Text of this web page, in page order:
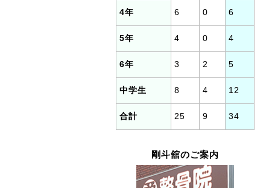
4年 6 0 6
5年 4 0 4
6年 3 2 5
中学生 8 4 12
合計 25 9 34
剛斗舘のご案内